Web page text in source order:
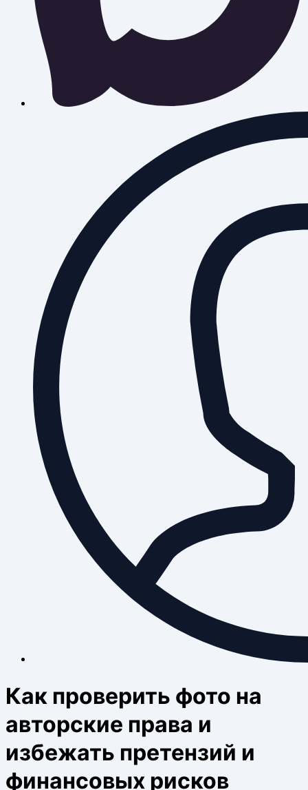
Как проверить фото на
авторские права и
избежать претензий и
финансовых рисков